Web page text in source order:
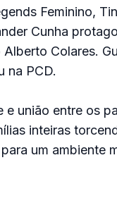
Feminino,
Cunha
Colares.
na PCD.
e união entre os
inteiras
um ambiente